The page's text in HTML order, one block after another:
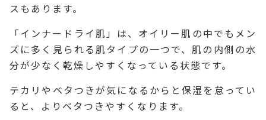
スもあります。
「インナードライ肌」は、オイリー肌の中でもメン
ズに多く見られる肌タイプの一つで、肌の内側の水
分が少なく乾燥しやすくなっている状態です。
テカリやベタつきが気になるからと保湿を怠ってい
ると、よりベタつきやすくなります。